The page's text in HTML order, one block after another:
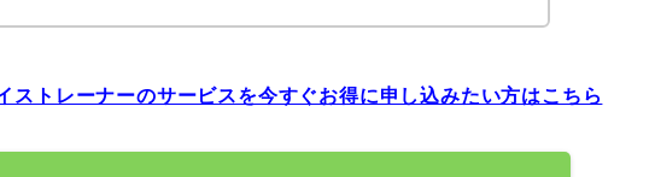
ストレーナーのサービスを今すぐお得に申し込みたい方はこちら